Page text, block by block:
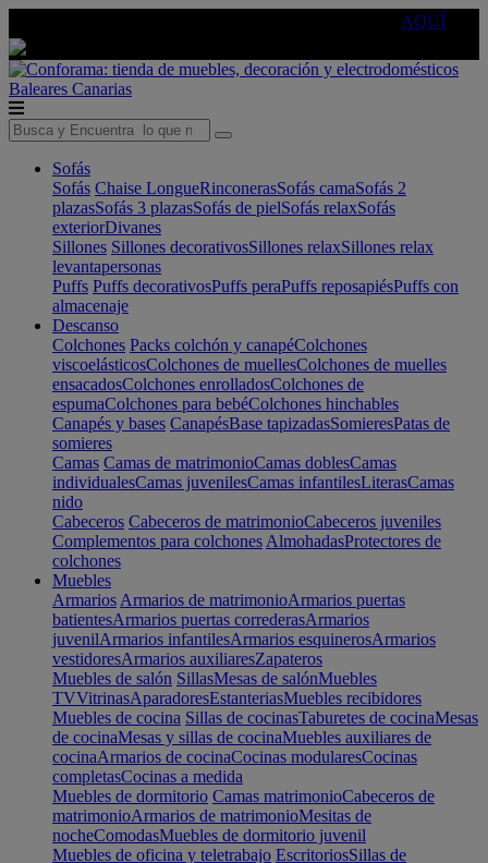
AQUÍ
Baleares Canarias
Sofás
Sofás Chaise LongueRinconerasSofás camaSofás 2
plazasSofás 3 plazasSofás de pielSofás relaxSofás
exteriorDivanes
Sillones Sillones decorativosSillones relaxSillones relax
levantapersonas
Puffs Puffs decorativosPuffs peraPuffs reposapiésPuffs con
almacenaje
Descanso
Colchones Packs colchón y canapéColchones
viscoelásticosColchones de muellesColchones de muelles
ensacadosColchones enrolladosColchones de
espumaColchones para bebéColchones hinchables
Canapés y bases CanapésBase tapizadasSomieresPatas de
somieres
Camas Camas de matrimonioCamas doblesCamas
individualesCamas juvenilesCamas infantilesLiterasCamas
nido
Cabeceros Cabeceros de matrimonioCabeceros juveniles
Complementos para colchones AlmohadasProtectores de
colchones
Muebles
Armarios Armarios de matrimonioArmarios puertas
batientesArmarios puertas correderasArmarios
juvenilArmarios infantilesArmarios esquinerosArmarios
vestidoresArmarios auxiliaresZapateros
Muebles de salón SillasMesas de salónMuebles
TVVitrinasAparadoresEstanteriasMuebles recibidores
Muebles de cocina Sillas de cocinasTaburetes de cocinaMesas
de cocinaMesas y sillas de cocinaMuebles auxiliares de
cocinaArmarios de cocinaCocinas modularesCocinas
completasCocinas a medida
Muebles de dormitorio Camas matrimonioCabeceros de
matrimonioArmarios de matrimonioMesitas de
nocheComodasMuebles de dormitorio juvenil
Muebles de oficina y teletrabajo EscritoriosSillas de